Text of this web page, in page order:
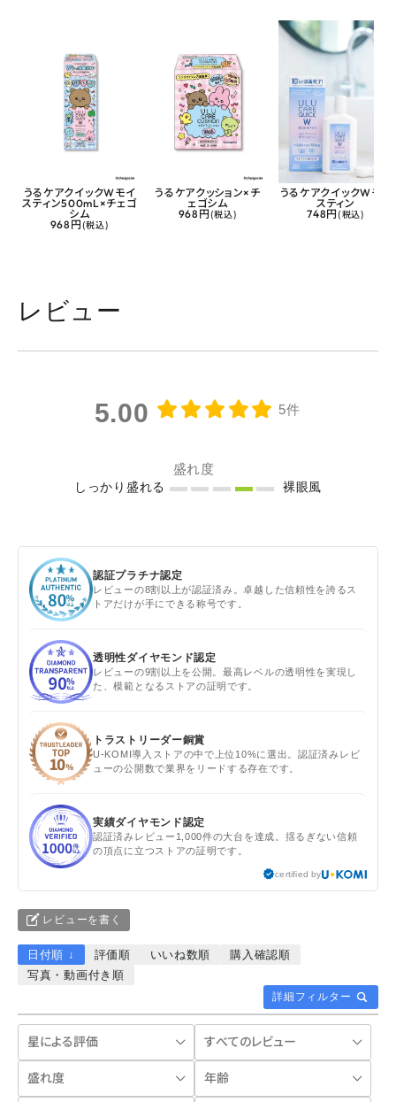
うるケアクイックWモイ
スティン500mL×チェゴ
シム
968円 (税込)
うるケアクッション×チ
ェゴシム
968円 (税込)
うるケアクイックWモイ
スティン
748円 (税込)
レビュー
5.00 5件
盛れ度
しっかり盛れる 裸眼風
認証プラチナ認定
レビューの8割以上が認証済み。卓越した信頼性を誇るス
トアだけが手にできる称号です。
透明性ダイヤモンド認定
レビューの9割以上を公開。最高レベルの透明性を実現し
た、模範となるストアの証明です。
トラストリーダー銅賞
U-KOMI導入ストアの中で上位10%に選出。認証済みレビ
ューの公開数で業界をリードする存在です。
実績ダイヤモンド認定
認証済みレビュー1,000件の大台を達成。揺るぎない信頼
の頂点に立つストアの証明です。
certified by
レビューを書く
詳細フィルター
日付順 ↓ 評価順 いいね数順
購入確認順
写真・動画付き順